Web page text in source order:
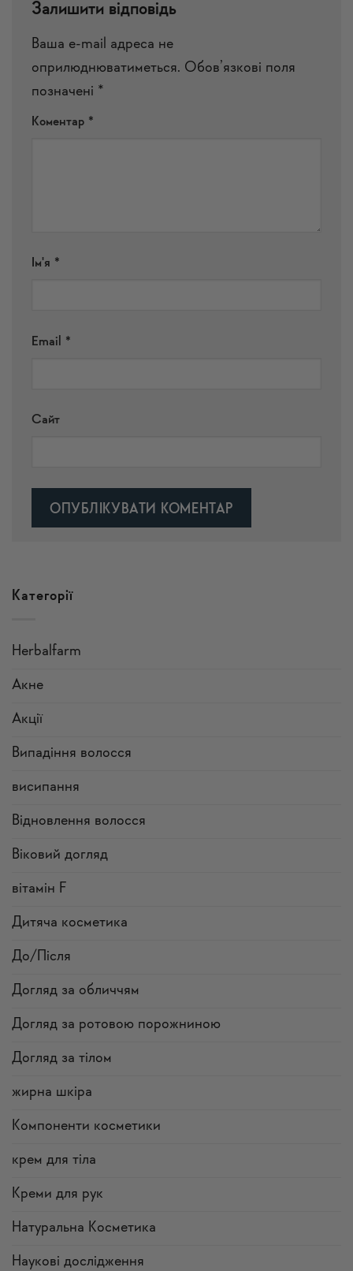
Залишити відповідь
Ваша e-mail адреса не
оприлюднюватиметься. Обов’язкові поля
позначені *
Коментар *
Ім'я *
Email *
Сайт
Категорії
Herbalfarm
Акне
Акції
Випадіння волосся
висипання
Відновлення волосся
Віковий догляд
вітамін F
Дитяча косметика
До/Після
Догляд за обличчям
Догляд за ротовою порожниною
Догляд за тілом
жирна шкіра
Компоненти косметики
крем для тіла
Креми для рук
Натуральна Косметика
Наукові дослідження